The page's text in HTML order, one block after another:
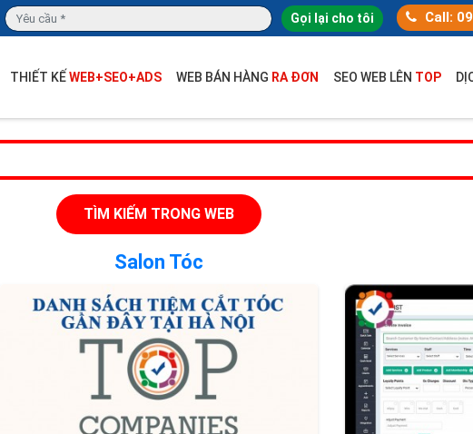
Gọi lại cho tôi Call:
THIẾT KẾWEB+SEO+ADS WEB BÁN HÀNG RA ĐƠN SEO WEB LÊN TOP
TÌM KIẾM TRONG WEB
Salon Tóc